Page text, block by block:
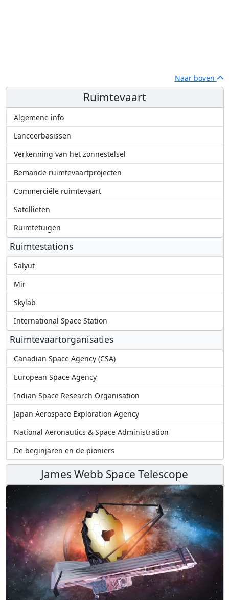
Naar boven
Ruimtevaart
Algemene info
Lanceerbasissen
Verkenning van het zonnestelsel
Bemande ruimtevaartprojecten
Commerciële ruimtevaart
Satellieten
Ruimtetuigen
Ruimtestations
Salyut
Mir
Skylab
International Space Station
Ruimtevaartorganisaties
Canadian Space Agency (CSA)
European Space Agency
Indian Space Research Organisation
Japan Aerospace Exploration Agency
National Aeronautics & Space Administration
De beginjaren en de pioniers
James Webb Space Telescope